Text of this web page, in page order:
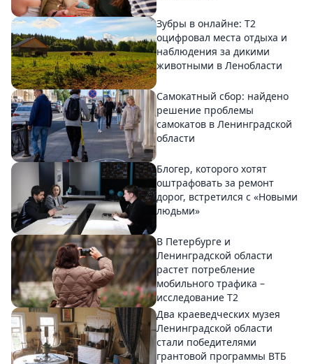
Зубры в онлайне: Т2
оцифровал места отдыха и
наблюдения за дикими
животными в Ленобласти
Самокатный сбор: найдено
решение проблемы
самокатов в Ленинградской
области
Блогер, которого хотят
оштрафовать за ремонт
дорог, встретился с «Новыми
людьми»
В Петербурге и
Ленинградской области
растет потребление
мобильного трафика –
исследование T2
Два краеведческих музея
Ленинградской области
стали победителями
грантовой программы ВТБ